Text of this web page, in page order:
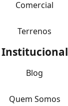
Comercial
Terrenos
Institucional
Blog
Quem Somos